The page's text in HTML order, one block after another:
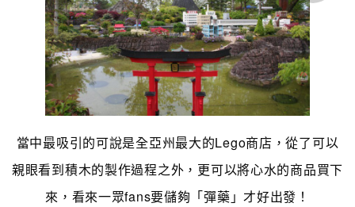
當中最吸引的可說是全亞州最大的Lego商店，從了可以
親眼看到積木的製作過程之外，更可以將心水的商品買下
來，看來一眾fans要儲夠「彈藥」才好出發！